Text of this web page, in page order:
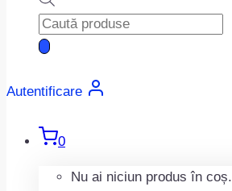
Products
search
Autentificare
0
Nu ai niciun produs în coș.